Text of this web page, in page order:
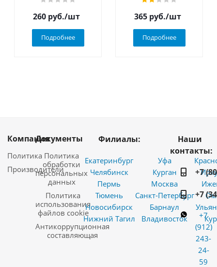
260 руб./шт
Подробнее
365 руб./шт
Подробнее
Компания
Политика
Производители
Документы
Политика
обработки
персональных
данных
Политика
использования
файлов cookie
Антикоррупционная
составляющая
Филиалы:
Екатеринбург
Челябинск
Пермь
Тюмень
Новосибирск
Нижний Тагил
Уфа
Курган
Москва
Санкт-Петербург
Барнаул
Владивосток
Наши
контакты:
+7
+7
+7
(912)
243-
24-
59